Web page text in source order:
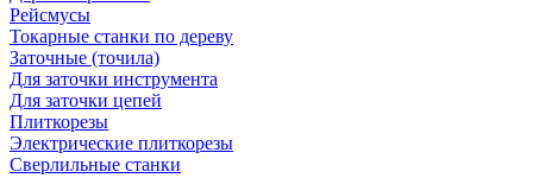
Рейсмусы
Токарные станки по дереву
Заточные (точила)
Для заточки инструмента
Для заточки цепей
Плиткорезы
Электрические плиткорезы
Сверлильные станки